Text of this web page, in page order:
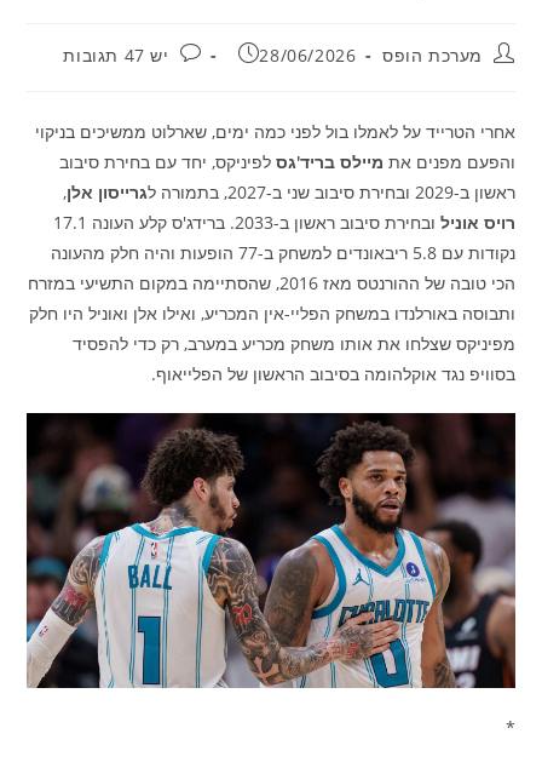
מחבר:מערכת הופס פורסם:
28/06/2026 תגובות:
יש 47 תגובות
אחרי הטרייד על לאמלו בול לפני כמה ימים, שארלוט ממשיכים בניקוי
והפעם מפנים את מיילס בריד'גס לפיניקס, יחד עם בחירת סיבוב
ראשון ב-2029 ובחירת סיבוב שני ב-2027, בתמורה ל
גרייסון אלן,
רויס אוניל
ובחירת סיבוב ראשון ב-2033. ברידג'ס קלע העונה 17.1
נקודות עם 5.8 ריבאונדים למשחק ב-77 הופעות והיה חלק מהעונה
הכי טובה של ההורנטס מאז 2016, שהסתיימה במקום התשיעי במזרח
ותבוסה באורלנדו במשחק הפליי-אין המכריע, ואילו אלן ואוניל היו חלק
מפיניקס שצלחו את אותו משחק מכריע במערב, רק כדי להפסיד
בסוויפ נגד אוקלהומה בסיבוב הראשון של הפלייאוף.
*